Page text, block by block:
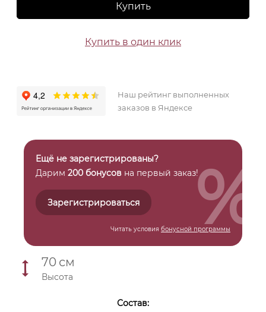
Купить
Купить в один клик
Наш рейтинг выполненных
заказов в Яндексе
Ещё не зарегистрированы?
Дарим 200 бонусов на первый заказ!
Зарегистрироваться
Читать условия бонусной программы
%
70 см
Высота
Состав: